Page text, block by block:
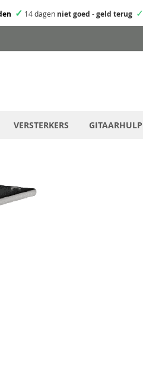
✓ 14 dagen niet goed -geld terug ✓
VERSTERKERS GITAARHULP